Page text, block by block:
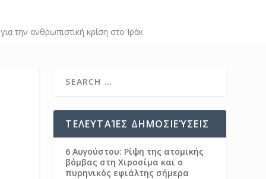
την ανθρωπιστική κρίση στο Ιράκ
ΤΕΛΕΥΤΑΊΕΣ ΔΗΜΟΣΙΕΎΣΕΙΣ
6 Αυγούστου: Ρίψη της ατομικής
βόμβας στη Χιροσίμα και ο
πυρηνικός εφιάλτης σήμερα